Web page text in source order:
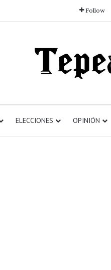
Follow
ELECCIONES OPINIÓN